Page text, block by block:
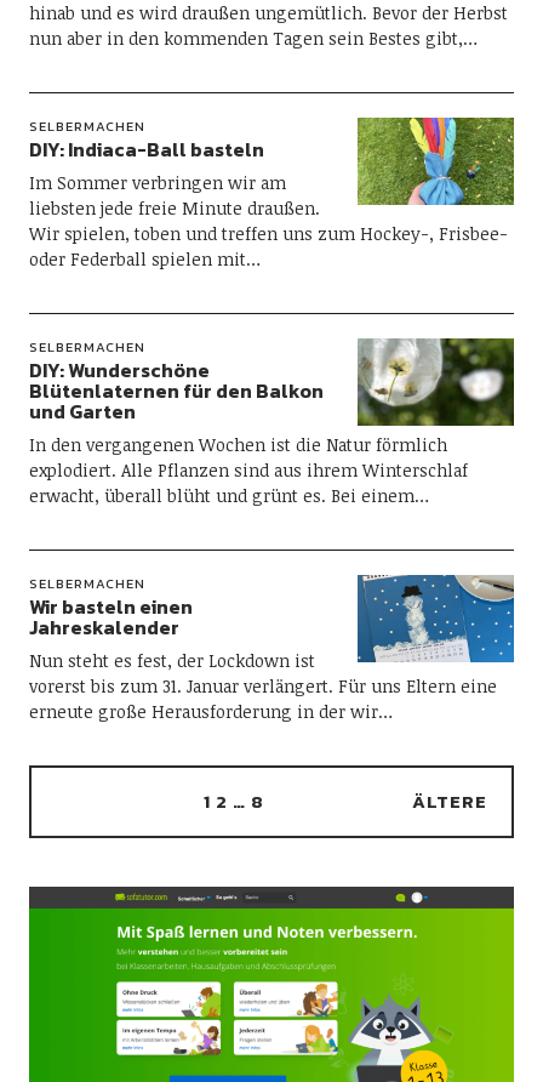
hinab und es wird draußen ungemütlich. Bevor der Herbst
nun aber in den kommenden Tagen sein Bestes gibt,…
SELBERMACHEN
DIY: Indiaca-Ball basteln
Im Sommer verbringen wir am
liebsten jede freie Minute draußen.
Wir spielen, toben und treffen uns zum Hockey-, Frisbee-
oder Federball spielen mit…
SELBERMACHEN
DIY: Wunderschöne
Blütenlaternen für den Balkon
und Garten
In den vergangenen Wochen ist die Natur förmlich
explodiert. Alle Pflanzen sind aus ihrem Winterschlaf
erwacht, überall blüht und grünt es. Bei einem…
SELBERMACHEN
Wir basteln einen
Jahreskalender
Nun steht es fest, der Lockdown ist
vorerst bis zum 31. Januar verlängert. Für uns Eltern eine
erneute große Herausforderung in der wir…
1 2 … 8 ÄLTERE